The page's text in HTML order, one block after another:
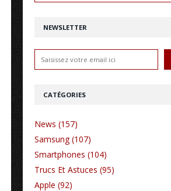
NEWSLETTER
CATÉGORIES
News (157)
Samsung (107)
Smartphones (104)
Trucs Et Astuces (95)
Apple (92)